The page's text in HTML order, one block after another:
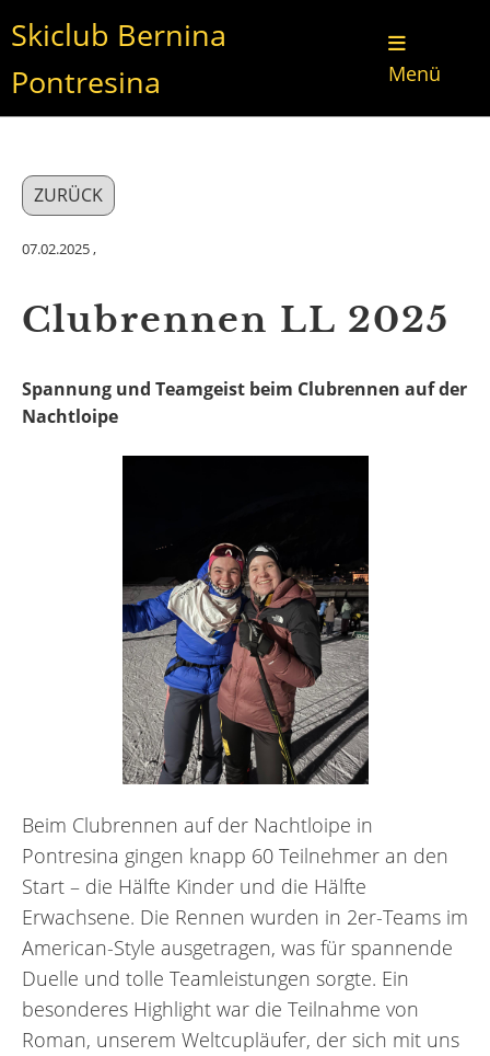
Skiclub Bernina
Pontresina
Menü
ZURÜCK
07.02.2025,
Clubrennen LL 2025
Spannung und Teamgeist beim Clubrennen auf der
Nachtloipe
Beim Clubrennen auf der Nachtloipe in
Pontresina gingen knapp 60 Teilnehmer an den
Start – die Hälfte Kinder und die Hälfte
Erwachsene. Die Rennen wurden in 2er-Teams im
American-Style ausgetragen, was für spannende
Duelle und tolle Teamleistungen sorgte. Ein
besonderes Highlight war die Teilnahme von
Roman, unserem Weltcupläufer, der sich mit uns